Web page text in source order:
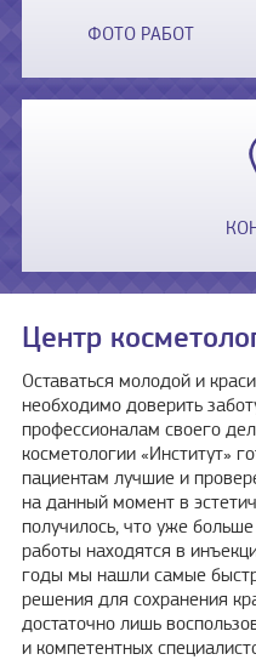
ФОТО РАБОТ
Центр
Оставаться молодой и
необходимо доверить
профессионалам своего
косметологии «Институт»
пациентам лучшие и
на данный момент в
получилось, что уже
работы находятся в
годы мы нашли самые
решения для сохранения
достаточно лишь
и компетентных